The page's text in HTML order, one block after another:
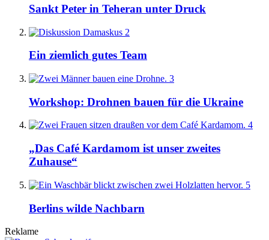
Sankt Peter in Teheran unter Druck
2
Ein ziemlich gutes Team
3
Workshop: Drohnen bauen für die Ukraine
4
„Das Café Kardamom ist unser zweites
Zuhause“
5
Berlins wilde Nachbarn
Reklame